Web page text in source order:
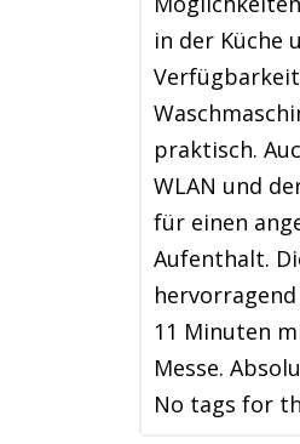
in der Küche
praktisch.
WLAN und
für einen
Aufenthalt.
11 Minuten
Messe.
No tags for